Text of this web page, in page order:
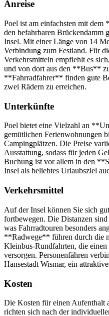
Anreise
Poel ist am einfachsten mit
den befahrbaren Brückendamm
Insel. Mit einer Länge von 14
Verbindung zum Festland. Für
Verkehrsmitteln empfiehlt es
und von dort aus den **Bus**
**Fahrradfahrer** finden gute
zwei Rädern zu erreichen.
Unterkünfte
Poel bietet eine Vielzahl an
gemütlichen Ferienwohnungen
Campingplätzen. Die Preise
Ausstattung, sodass für jeden
Buchung ist vor allem in den
Insel als beliebtes Urlaubsziel
Verkehrsmittel
Auf der Insel können Sie sich
fortbewegen. Die Distanzen
was Fahrradtouren besonders
**Radwege** führen durch die
Kleinbus-Rundfahrten, die
versorgen. Personenfähren
Hansestadt Wismar, ein
Kosten
Die Kosten für einen
richten sich nach der